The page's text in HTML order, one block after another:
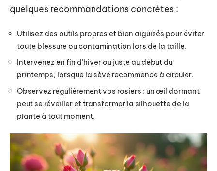
quelques recommandations concrètes :
Utilisez des outils propres et bien aiguisés pour éviter
toute blessure ou contamination lors de la taille.
Intervenez en fin d’hiver ou juste au début du
printemps, lorsque la sève recommence à circuler.
Observez régulièrement vos rosiers : un œil dormant
peut se réveiller et transformer la silhouette de la
plante à tout moment.